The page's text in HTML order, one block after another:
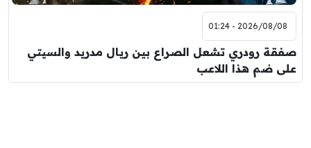
2026/08/08 - 01:24
صفقة رودري تشعل الصراع بين ريال مدريد والسيتي
على ضم هذا اللاعب